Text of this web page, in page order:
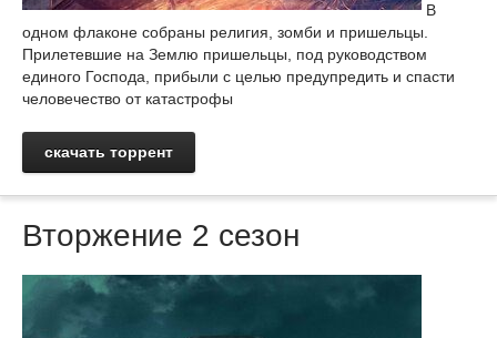
В
одном флаконе собраны религия, зомби и пришельцы.
Прилетевшие на Землю пришельцы, под руководством
единого Господа, прибыли с целью предупредить и спасти
человечество от катастрофы
скачать торрент
Вторжение 2 сезон